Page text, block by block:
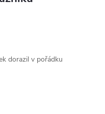
dorazil v pořádku